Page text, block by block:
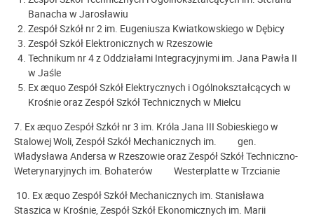
Banacha w Jarosławiu
Zespół Szkół nr 2 im. Eugeniusza Kwiatkowskiego w Dębicy
Zespół Szkół Elektronicznych w Rzeszowie
Technikum nr 4 z Oddziałami Integracyjnymi im. Jana Pawła II
w Jaśle
Ex æquo Zespół Szkół Elektrycznych i Ogólnokształcących w
Krośnie oraz Zespół Szkół Technicznych w Mielcu
7. Ex æquo Zespół Szkół nr 3 im. Króla Jana III Sobieskiego w
Stalowej Woli, Zespół Szkół Mechanicznych im. gen.
Władysława Andersa w Rzeszowie oraz Zespół Szkół Techniczno-
Weterynaryjnych im. Bohaterów Westerplatte w Trzcianie
10. Ex æquo Zespół Szkół Mechanicznych im. Stanisława
Staszica w Krośnie, Zespół Szkół Ekonomicznych im. Marii